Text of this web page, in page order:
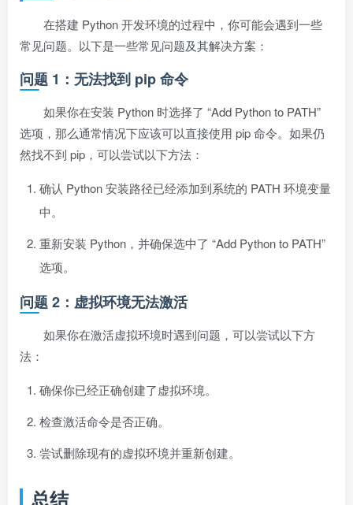
在搭建 Python 开发环境的过程中，你可能会遇到一些
常见问题。以下是一些常见问题及其解决方案：
问题 1：无法找到 pip 命令
如果你在安装 Python 时选择了 “Add Python to PATH”
选项，那么通常情况下应该可以直接使用 pip 命令。如果仍
然找不到 pip，可以尝试以下方法：
确认 Python 安装路径已经添加到系统的 PATH 环境变量
中。
重新安装 Python，并确保选中了 “Add Python to PATH”
选项。
问题 2：虚拟环境无法激活
如果你在激活虚拟环境时遇到问题，可以尝试以下方
法：
确保你已经正确创建了虚拟环境。
检查激活命令是否正确。
尝试删除现有的虚拟环境并重新创建。
总结